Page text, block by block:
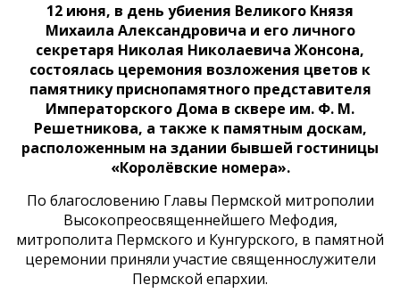
12 июня, в день убиения Великого Князя
Михаила Александровича и его личного
секретаря Николая Николаевича Жонсона,
состоялась церемония возложения цветов к
памятнику приснопамятного представителя
Императорского Дома в сквере им. Ф. М.
Решетникова, а также к памятным доскам,
расположенным на здании бывшей гостиницы
«Королёвские номера».
По благословению Главы Пермской митрополии
Высокопреосвященнейшего Мефодия,
митрополита Пермского и Кунгурского, в памятной
церемонии приняли участие священнослужители
Пермской епархии.